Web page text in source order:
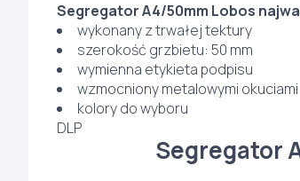
Segregator A4/50mm Lobos
wykonany z trwałej tektury
szerokość grzbietu: 50 mm
wymienna etykieta podpisu
wzmocniony metalowymi okuciami
kolory do wyboru
DLP
Segregator